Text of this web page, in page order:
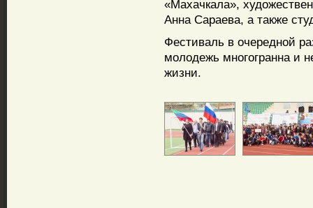
«Махачкала»,
Анна Сараева, а также
Фестиваль в очередной
молодежь многогранна и
жизни.